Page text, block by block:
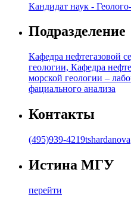
Кандидат наук -
Подразделение
Кафедра нефтегазовой
геологии, Кафедра
морской геологии –
фациального анализа
Контакты
(495)939-4219
Истина МГУ
перейти